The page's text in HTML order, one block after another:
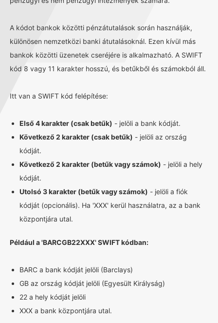
A kódot bankok közötti pénzátutalások során használják,
különösen nemzetközi banki átutalásoknál. Ezen kívül más
bankok közötti üzenetek cseréjére is alkalmazható. A SWIFT
kód 8 vagy 11 karakter hosszú, és betűkből és számokból áll.
Itt van a SWIFT kód felépítése:
Első 4 karakter (csak betűk) - jelöli a bank kódját.
Következő 2 karakter (csak betűk) - jelöli az ország
kódját.
Következő 2 karakter (betűk vagy számok) - jelöli a hely
kódját.
Utolsó 3 karakter (betűk vagy számok) - jelöli a fiók
kódját (opcionális). Ha 'XXX' kerül használatra, az a bank
központjára utal.
Például a 'BARCGB22XXX' SWIFT kódban:
BARC a bank kódját jelöli (Barclays)
GB az ország kódját jelöli (Egyesült Királyság)
22 a hely kódját jelöli
XXX a bank központjára utal.